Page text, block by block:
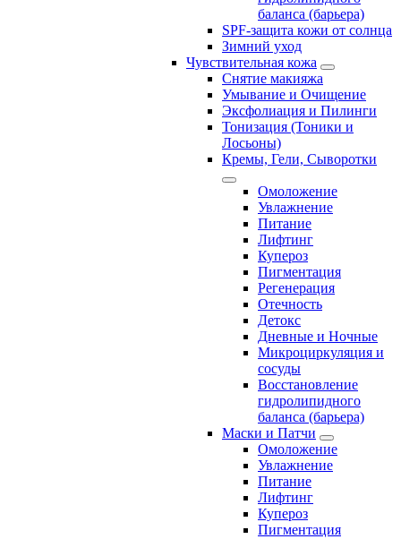
баланса (барьера)
SPF-защита кожи от солнца
Зимний уход
Чувствительная кожа
Снятие макияжа
Умывание и Очищение
Эксфолиация и Пилинги
Тонизация (Тоники и
Лосьоны)
Кремы, Гели, Сыворотки
Омоложение
Увлажнение
Питание
Лифтинг
Купероз
Пигментация
Регенерация
Отечность
Детокс
Дневные и Ночные
Микроциркуляция и
сосуды
Восстановление
гидролипидного
баланса (барьера)
Маски и Патчи
Омоложение
Увлажнение
Питание
Лифтинг
Купероз
Пигментация